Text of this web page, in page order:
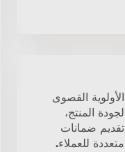
الأولوية القصوى
لجودة المنتج،
تقديم ضمانات
متعددة للعملاء.